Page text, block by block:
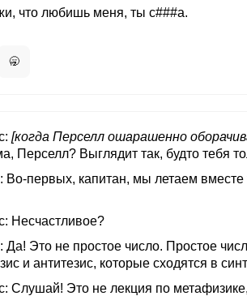
что любишь меня, ты с###а.
🥱
[когда Перселл ошарашенно
Перселл? Выглядит так, будто тебя
Во-первых, капитан, мы летаем
Несчастливое?
Да! Это не простое число. Простое
и антитезис, которые сходятся в
Слушай! Это не лекция по